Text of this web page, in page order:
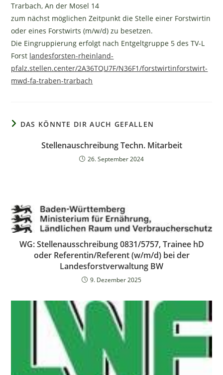
Trarbach, An der Mosel 14
zum nächst möglichen Zeitpunkt die Stelle einer Forstwirtin
oder eines Forstwirts (m/w/d) zu besetzen.
Die Eingruppierung erfolgt nach Entgeltgruppe 5 des TV-L
Forst landesforsten-rheinland-
pfalz.stellen.center/2A36TQU7F/N36F1/forstwirtinforstwirt-
mwd-fa-traben-trarbach
DAS KÖNNTE DIR AUCH GEFALLEN
Stellenauschreibung Techn. Mitarbeit
26. September 2024
WG: Stellenausschreibung 0831/5757, Trainee hD
oder Referentin/Referent (w/m/d) bei der
Landesforstverwaltung BW
9. Dezember 2025